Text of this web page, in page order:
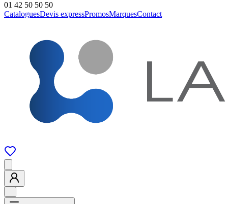
01 42 50 50 50
CataloguesDevis expressPromosMarquesContact